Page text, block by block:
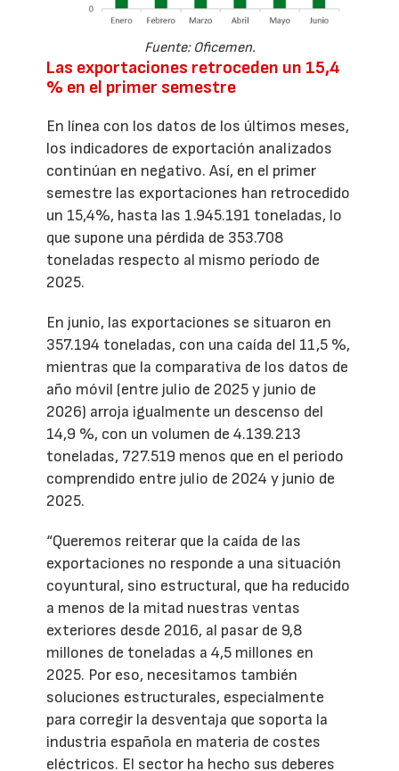
Fuente: Oficemen.
Las exportaciones retroceden un 15,4
% en el primer semestre
En línea con los datos de los últimos meses,
los indicadores de exportación analizados
continúan en negativo. Así, en el primer
semestre las exportaciones han retrocedido
un 15,4%, hasta las 1.945.191 toneladas, lo
que supone una pérdida de 353.708
toneladas respecto al mismo período de
2025.
En junio, las exportaciones se situaron en
357.194 toneladas, con una caída del 11,5 %,
mientras que la comparativa de los datos de
año móvil (entre julio de 2025 y junio de
2026) arroja igualmente un descenso del
14,9 %, con un volumen de 4.139.213
toneladas, 727.519 menos que en el periodo
comprendido entre julio de 2024 y junio de
2025.
“Queremos reiterar que la caída de las
exportaciones no responde a una situación
coyuntural, sino estructural, que ha reducido
a menos de la mitad nuestras ventas
exteriores desde 2016, al pasar de 9,8
millones de toneladas a 4,5 millones en
2025. Por eso, necesitamos también
soluciones estructurales, especialmente
para corregir la desventaja que soporta la
industria española en materia de costes
eléctricos. El sector ha hecho sus deberes